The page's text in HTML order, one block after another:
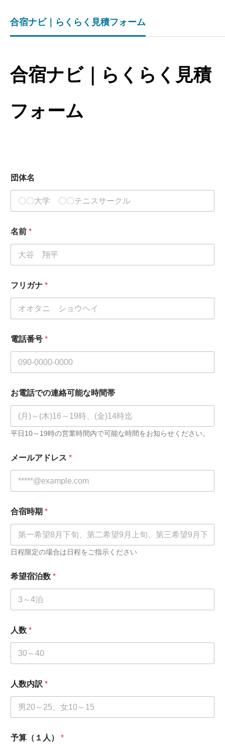
合宿ナビ｜らくらく見積フォーム
合宿ナビ｜らくらく見積
フォーム
団体名
名前 *
フリガナ *
電話番号 *
お電話での連絡可能な時間帯
平日10～19時の営業時間内で可能な時間をお知らせください。
メールアドレス *
合宿時期 *
日程限定の場合は日程をご指示ください
希望宿泊数 *
人数 *
人数内訳 *
予算（１人） *